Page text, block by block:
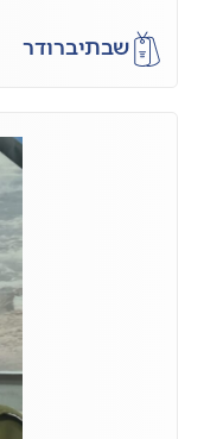
שבתיברודר